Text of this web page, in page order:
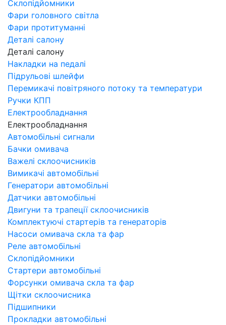
Склопідйомники
Фари головного світла
Фари протитуманні
Деталі салону
Деталі салону
Накладки на педалі
Підрульові шлейфи
Перемикачі повітряного потоку та температури
Ручки КПП
Електрообладнання
Електрообладнання
Автомобільні сигнали
Бачки омивача
Важелі склоочисників
Вимикачі автомобільні
Генератори автомобільні
Датчики автомобільні
Двигуни та трапеції склоочисників
Комплектуючі стартерів та генераторів
Насоси омивача скла та фар
Реле автомобільні
Склопідйомники
Стартери автомобільні
Форсунки омивача скла та фар
Щітки склоочисника
Підшипники
Прокладки автомобільні